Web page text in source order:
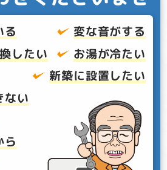
る
変な音がする
したい
お湯が冷たい
新築に設置したい
ない
ら